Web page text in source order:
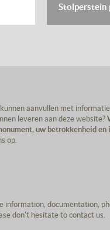
Stolperstein
aanvullen met
leveren aan deze website?
uw betrokkenheid en
op.
information, documentation,
don't hesitate to contact us.